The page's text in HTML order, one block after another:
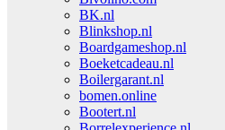
BK.nl
Blinkshop.nl
Boardgameshop.nl
Boeketcadeau.nl
Boilergarant.nl
bomen.online
Bootert.nl